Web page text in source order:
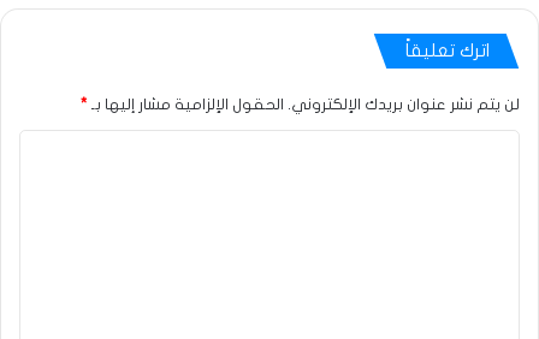
اترك تعليقاً
لن يتم نشر عنوان بريدك الإلكتروني. الحقول الإلزامية مشار إليها بـ *